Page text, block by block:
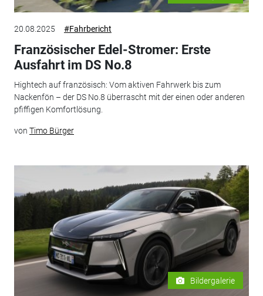
20.08.2025 #Fahrbericht
Französischer Edel-Stromer: Erste
Ausfahrt im DS No.8
Hightech auf französisch: Vom aktiven Fahrwerk bis zum
Nackenfön – der DS No.8 überrascht mit der einen oder anderen
pfiffigen Komfortlösung.
von Timo Bürger
Bildergalerie